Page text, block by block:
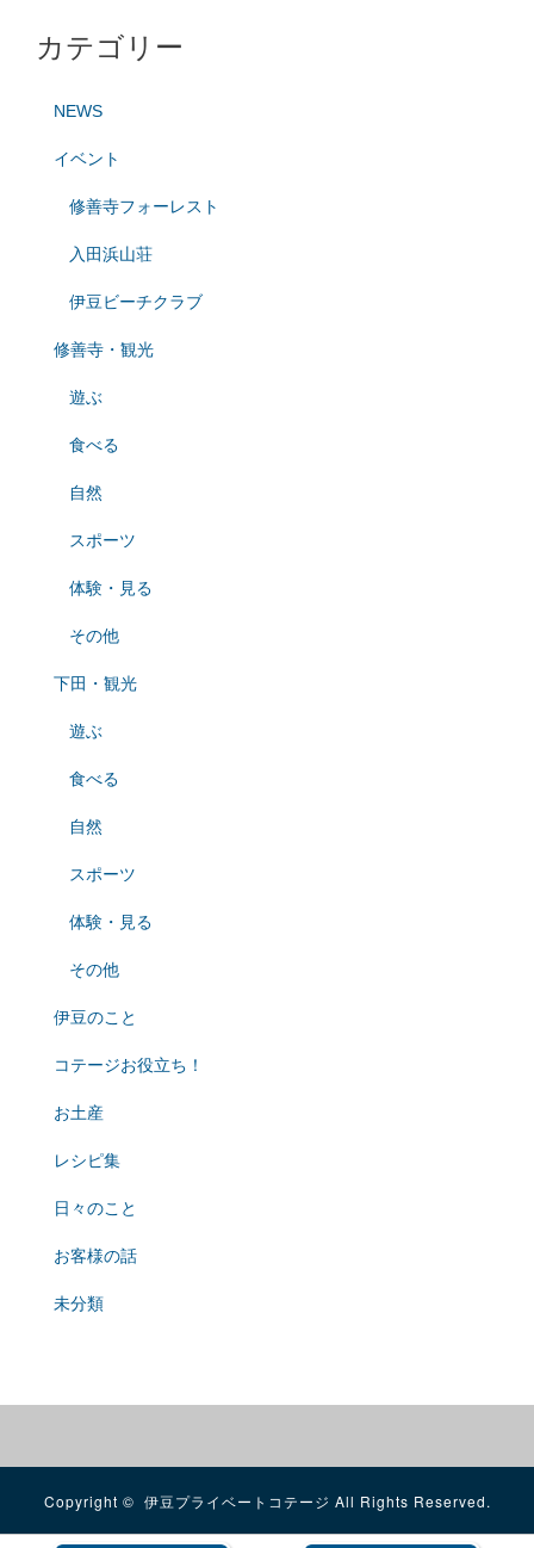
カテゴリー
NEWS
イベント
修善寺フォーレスト
入田浜山荘
伊豆ビーチクラブ
修善寺・観光
遊ぶ
食べる
自然
スポーツ
体験・見る
その他
下田・観光
遊ぶ
食べる
自然
スポーツ
体験・見る
その他
伊豆のこと
コテージお役立ち！
お土産
レシピ集
日々のこと
お客様の話
未分類
Copyright © 伊豆プライベートコテージ All Rights Reserved.